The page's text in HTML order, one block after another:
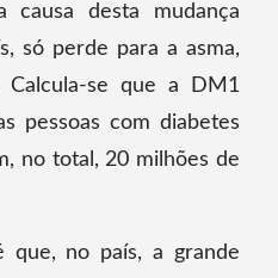
causa desta mudança
só perde para a asma,
Calcula-se que a DM1
pessoas com diabetes
no total, 20 milhões de
que, no país, a grande